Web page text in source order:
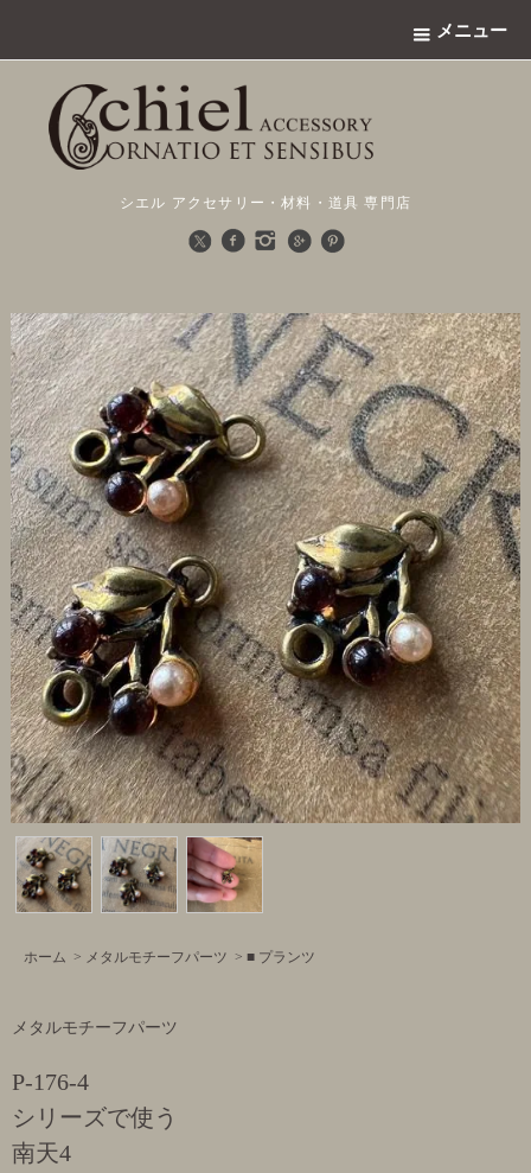
メニュー
シエル アクセサリー・材料・道具 専門店
ホーム > メタルモチーフパーツ > ■ プランツ
メタルモチーフパーツ
P-176-4
シリーズで使う
南天4